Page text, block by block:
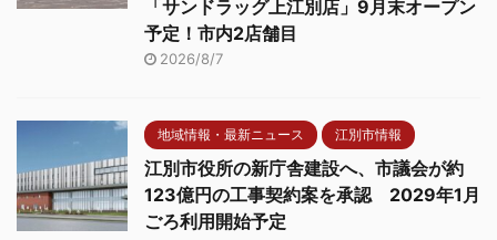
「サンドラッグ上江別店」9月末オープン
予定！市内2店舗目
2026/8/7
地域情報・最新ニュース 江別市情報
江別市役所の新庁舎建設へ、市議会が約
123億円の工事契約案を承認 2029年1月
ごろ利用開始予定